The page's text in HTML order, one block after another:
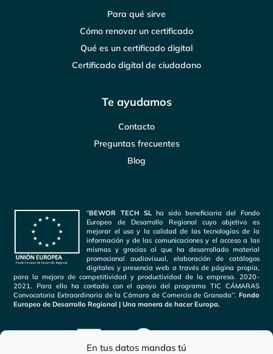
En tus datos mandas tú
Para qué sirve
Cómo renovar un certificado
Qué es un certificado digital
Certificado digital de ciudadano
Te ayudamos
Contacto
Preguntas frecuentes
Blog
“BEWOR TECH SLha sido beneficiaria del Fondo
Europeo de Desarrollo Regional cuyo objetivo es
mejorar el uso y la calidad de las tecnologías de la
información y de las comunicaciones y el acceso a las
mismas y gracias al que ha desarrollado material
promocional audiovisual, elaboración de catálogos
digitales y presencia web a través de página propia,
para la mejora de competitividad y productividad de la empresa. 2020-
2021. Para ello ha contado con el apoyo del programa TIC CÁMARAS
Convocatoria Extraordinaria de la Cámara de Comercio de Granada’’. Fondo
Europeo de Desarrollo Regional | Una manera de hacer Europa.